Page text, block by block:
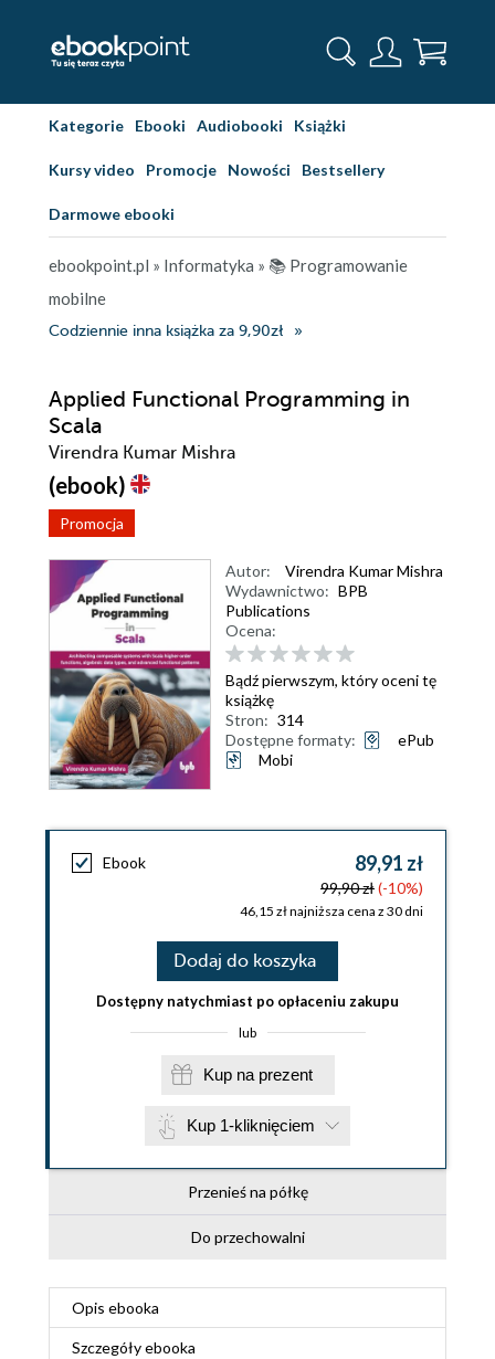
Kategorie Ebooki Audiobooki Książki
Kursy video Promocje Nowości Bestsellery
Darmowe ebooki
ebookpoint.pl » Informatyka » 📚 Programowanie
mobilne
Codziennie inna książka za 9,90zł
Applied Functional Programming in
Scala
Virendra Kumar Mishra
(ebook)
Promocja
Autor:
Virendra Kumar Mishra
Wydawnictwo: BPB
Publications
Ocena:
Bądź pierwszym, który oceni tę
książkę
Stron: 314
Dostępne formaty:
ePub
Mobi
Ebook 89,91 zł
99,90 zł(-10%)
46,15 zł najniższa cena z 30 dni
Dodaj do koszyka
Dostępny natychmiast po opłaceniu zakupu
lub
Kup na prezent
Kup 1-kliknięciem
Przenieś na półkę
Do przechowalni
Opis ebooka
Szczegółyebooka